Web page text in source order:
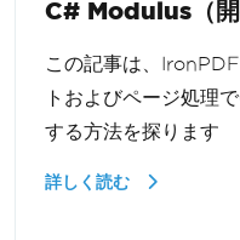
C# Modulus（開
この記事は、
トおよびページ処理
する方法を探ります
詳しく読む